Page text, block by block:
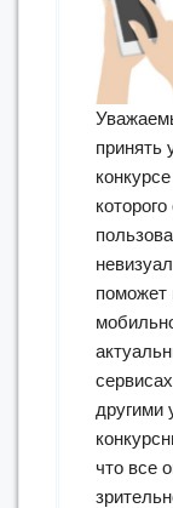
принять
поможет
другими
что все